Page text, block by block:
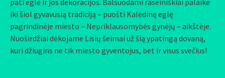
pati eglė ir jos dekoracijos. Balsuodami raseiniškiai palaikė
iki šiol gyvavusią tradiciją – puošti Kalėdinę eglę
pagrindinėje miesto – Nepriklausomybės gynėjų – aikštėje.
Nuoširdžiai dėkojame Lisių šeimai už šią ypatingą dovaną,
kuri džiugins ne tik miesto gyventojus, bet ir visus svečius!